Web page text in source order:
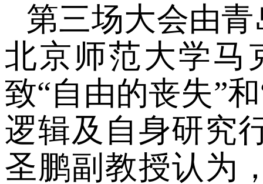
第三场大会由
北京师范大学马
致“自由的丧失”和
逻辑及自身研究
圣鹏副教授认为